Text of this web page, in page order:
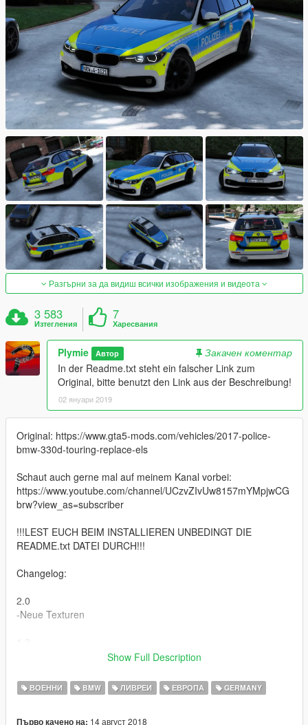
Разгърни за да видиш всички изображения и видеота
3 583
Изтегления
7
Харесвания
Plymie Автор
Закачен коментар
In der Readme.txt steht ein falscher Link zum
Original, bitte benutzt den Link aus der Beschreibung!
02 януари 2019
Original: https://www.gta5-mods.com/vehicles/2017-police-
bmw-330d-touring-replace-els
Schaut auch gerne mal auf meinem Kanal vorbei:
https://www.youtube.com/channel/UCzvZIvUw8157mYMpjwCG
brw?view_as=subscriber
!!!LEST EUCH BEIM INSTALLIEREN UNBEDINGT DIE
README.txt DATEI DURCH!!!
Changelog:
2.0
-Neue Texturen
-Die Fensterscheiben wurden gefixt und sind nun
1.1
Show Full Description
ВОЕННИ BMW ЛИВРЕИ ЕВРОПА GERMANY
Първо качено на: 14 август 2018